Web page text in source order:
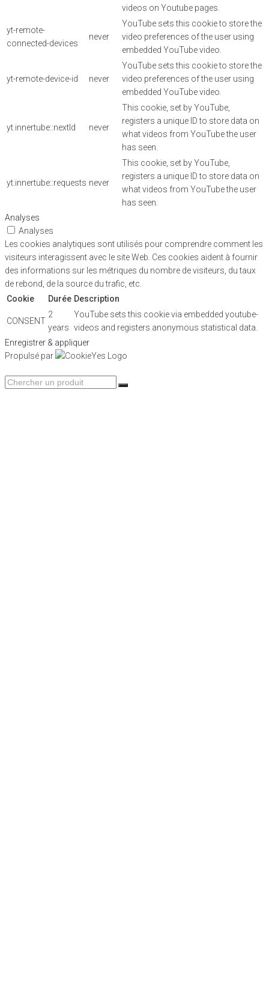
videos on Youtube pages.
yt-remote-
connected-devices
never
YouTube sets this cookie to store the
video preferences of the user using
embedded YouTube video.
yt-remote-device-id never
YouTube sets this cookie to store the
video preferences of the user using
embedded YouTube video.
yt.innertube::nextId never
This cookie, set by YouTube,
registers a unique ID to store data on
what videos from YouTube the user
has seen.
yt.innertube::requests never
This cookie, set by YouTube,
registers a unique ID to store data on
what videos from YouTube the user
has seen.
Analyses
Analyses
Les cookies analytiques sont utilisés pour comprendre comment les
visiteurs interagissent avec le site Web. Ces cookies aident à fournir
des informations sur les métriques du nombre de visiteurs, du taux
de rebond, de la source du trafic, etc.
Cookie
Durée Description
CONSENT
2
years
YouTube sets this cookie via embedded youtube-
videos and registers anonymous statistical data.
Enregistrer & appliquer
Propulsé par